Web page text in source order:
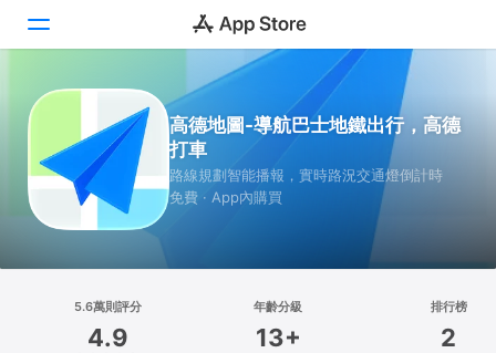
遊戲
App
搜尋
高德地圖-導航巴士地鐵出行，高德
打車
路線規劃智能播報，實時路況交通燈倒計時
免費 · App內購買
5.6萬則評分
4.9
年齡分級
13+
排行榜
2